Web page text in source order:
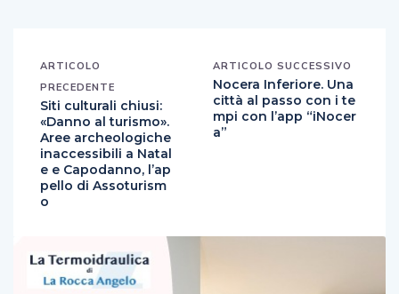
ARTICOLO
PRECEDENTE
Siti culturali chiusi:
«Danno al turismo».
Aree archeologiche
inaccessibili a Natal
e e Capodanno, l’ap
pello di Assoturism
o
ARTICOLO SUCCESSIVO
Nocera Inferiore. Una
città al passo con i te
mpi con l’app “iNocer
a”